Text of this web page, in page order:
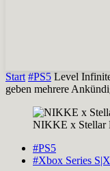
Start #PS5 Level
geben mehrere
NIKKE x Stellar
#PS5
#Xbox Series S|X